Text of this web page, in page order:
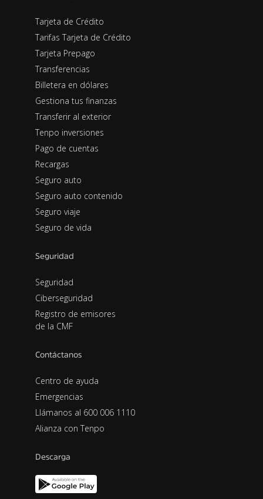
Tarjeta de Crédito
Tarifas Tarjeta de Crédito
Tarjeta Prepago
Transferencias
Billetera en dólares
Gestiona tus finanzas
Transferir al exterior
Tenpo inversiones
Pago de cuentas
Recargas
Seguro auto
Seguro auto contenido
Seguro viaje
Seguro de vida
Seguridad
Seguridad
Ciberseguridad
Registro de emisores
de la CMF
Contáctanos
Centro de ayuda
Emergencias
Llámanos al 600 006 1110
Alianza con Tenpo
Descarga